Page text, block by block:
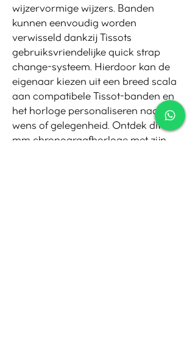
wijzervormige wijzers. Banden
kunnen eenvoudig worden
verwisseld dankzij Tissots
gebruiksvriendelijke quick strap
change-systeem. Hierdoor kan de
eigenaar kiezen uit een breed scala
aan compatibele Tissot-banden en
het horloge personaliseren naar
wens of gelegenheid. Ontdek dit 42
mm chronograafhorloge met zijn